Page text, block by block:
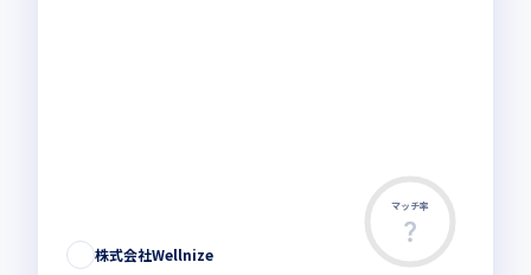
マッチ率
株式会社Wellnize